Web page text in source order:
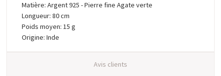
Matière: Argent 925 - Pierre fine Agate verte
Longueur: 80 cm
Poids moyen: 15 g
Origine: Inde
Avis clients